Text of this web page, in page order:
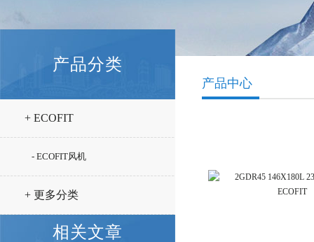
产品分类
+ ECOFIT
- ECOFIT风机
+ 更多分类
相关文章
产品中心